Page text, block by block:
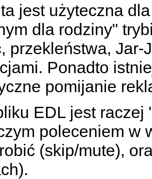
jest użyteczna
dla rodziny"
przekleństwa, Jar-
Ponadto
pomijanie
EDL jest raczej
poleceniem w
(skip/mute),